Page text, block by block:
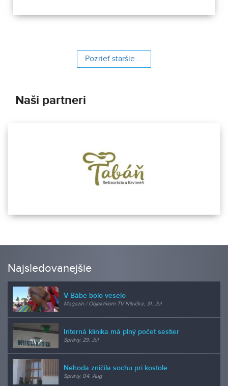
Pozrieť staršie ...
Naši partneri
Najsledovanejšie
V Bábe bolo veselo
Magazín / Objektívom TV Nitrička, 31. Jul
Interná klinika má plný počet sestier
Správy, 29. Jul
Nehoda zničila sochu pri kostole
Správy, 04. Aug